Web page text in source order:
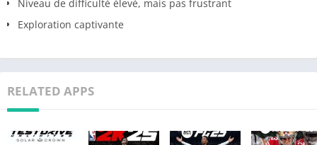
Niveau de difficulté élevé, mais pas frustrant
Exploration captivante
RELATED APPS